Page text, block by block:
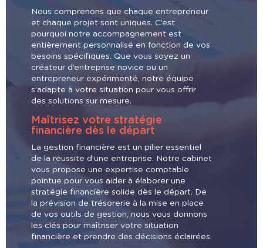
Nous comprenons que chaque entrepreneur
et chaque projet sont uniques. C’est
pourquoi notre accompagnement est
entièrement personnalisé en fonction de vos
besoins spécifiques. Que vous soyez un
créateur d’entreprise novice ou un
entrepreneur expérimenté, notre équipe
s’adapte à votre situation pour vous offrir
des solutions sur mesure.
Maîtrisez votre stratégie
financière dès le départ
La gestion financière est un pilier essentiel
de la réussite d’une entreprise. Notre cabinet
vous propose une expertise comptable
pointue pour vous aider à élaborer une
stratégie financière solide dès le départ. De
la prévision de trésorerie à la mise en place
de vos outils de gestion, nous vous donnons
les clés pour maîtriser votre situation
financière et prendre des décisions éclairées.